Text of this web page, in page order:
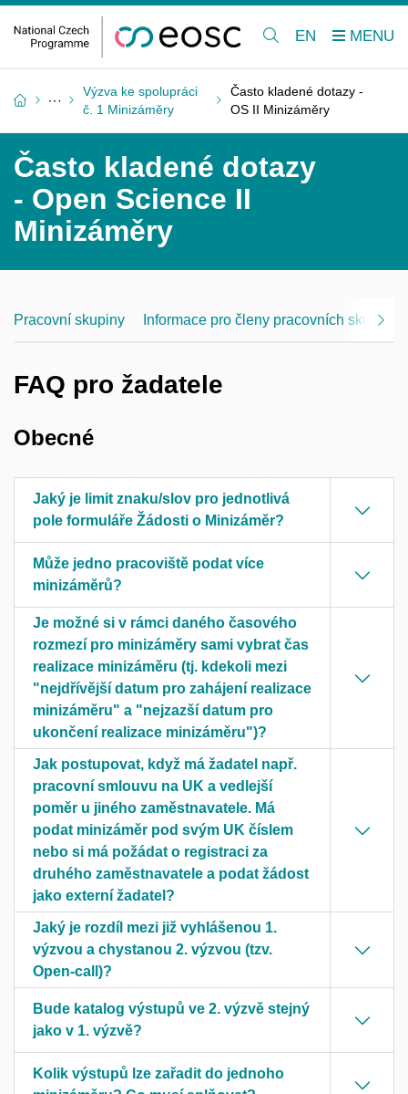
EN
Výzva ke spolupráci
č. 1 Minizáměry
Často kladené dotazy -
OS II Minizáměry
Často kladené dotazy
- Open Science II
Minizáměry
Pracovní skupiny Informace pro členy pracovních skupin
FAQ pro žadatele
Obecné
Jaký je limit znaku/slov pro jednotlivá
pole formuláře Žádosti o Minizáměr?
Může jedno pracoviště podat více
minizáměrů?
Je možné si v rámci daného časového
rozmezí pro minizáměry sami vybrat čas
realizace minizáměru (tj. kdekoli mezi
"nejdřívější datum pro zahájení realizace
minizáměru" a "nejzazší datum pro
ukončení realizace minizáměru")?
Jak postupovat, když má žadatel např.
pracovní smlouvu na UK a vedlejší
poměr u jiného zaměstnavatele. Má
podat minizáměr pod svým UK číslem
nebo si má požádat o registraci za
druhého zaměstnavatele a podat žádost
jako externí žadatel?
Jaký je rozdíl mezi již vyhlášenou 1.
výzvou a chystanou 2. výzvou (tzv.
Open-call)?
Bude katalog výstupů ve 2. výzvě stejný
jako v 1. výzvě?
Kolik výstupů lze zařadit do jednoho